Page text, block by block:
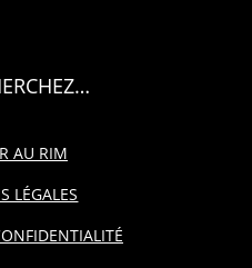
AU RIM
LÉGALES